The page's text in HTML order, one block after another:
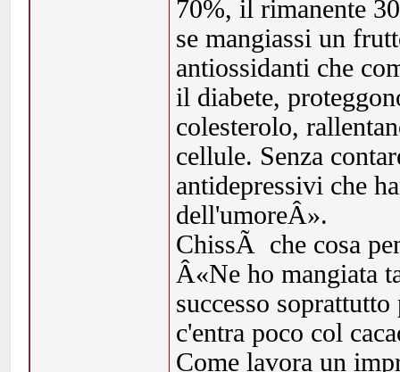
70%, il rimanente
se mangiassi un
antiossidanti che
il diabete,
colesterolo,
cellule. Senza
antidepressivi che
dell'umoreÂ».
ChissÃ che cosa
Â«Ne ho mangiata
successo
c'entra poco col
Come lavora un